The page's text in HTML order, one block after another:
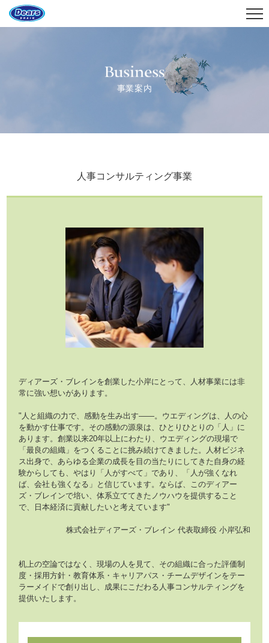
Business
事業案内
人事コンサルティング事業
ディアーズ・ブレインを創業した小岸にとって、人材事業には非
常に強い想いがあります。
"人と組織の力で、感動を生み出す——。ウエディングは、人の心
を動かす仕事です。その感動の源泉は、ひとりひとりの「人」に
あります。創業以来20年以上にわたり、ウエディングの現場で
「最良の組織」をつくることに挑み続けてきました。人材ビジネ
ス出身で、あらゆる企業の成長を目の当たりにしてきた自身の経
験からしても、やはり「人がすべて」であり、「人が強くなれ
ば、会社も強くなる」と信じています。ならば、このディアー
ズ・ブレインで培い、体系立ててきたノウハウを提供すること
で、日本経済に貢献したいと考えています"
株式会社ディアーズ・ブレイン 代表取締役 小岸弘和
机上の空論ではなく、現場の人を見て、その組織に合った評価制
度・採用方針・教育体系・キャリアパス・チームデザインをテー
ラーメイドで創り出し、成果にこだわる人事コンサルティングを
提供いたします。